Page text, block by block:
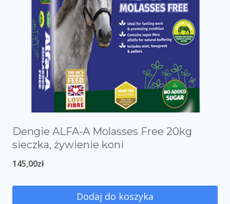
Dengie ALFA-A Molasses Free 20kg
sieczka, żywienie koni
145,00zł
Dodaj do koszyka